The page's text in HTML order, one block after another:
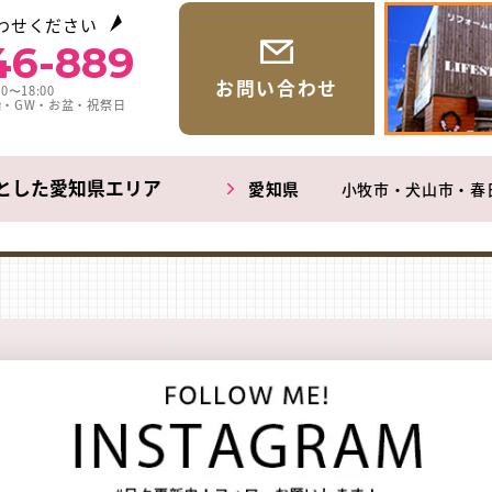
せください
889
〜18:00
GW・お盆・祝祭日
お問い合わせ
した愛知県エリア 愛知県 小牧市・犬山市・